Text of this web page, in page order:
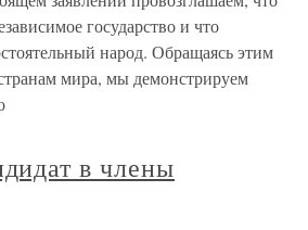
государство и что
народ. Обращаясь этим
мира, мы демонстрируем
в члены